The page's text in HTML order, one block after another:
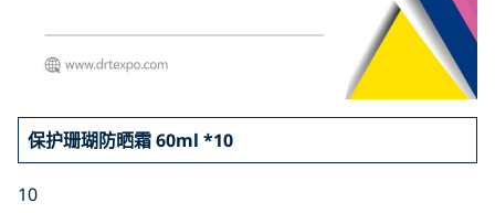
保护珊瑚防晒霜 60ml *10
10